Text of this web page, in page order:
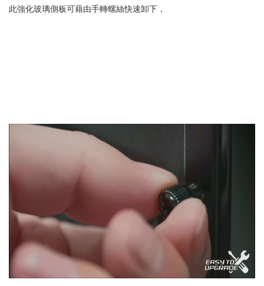
此強化玻璃側板可藉由手轉螺絲快速卸下，